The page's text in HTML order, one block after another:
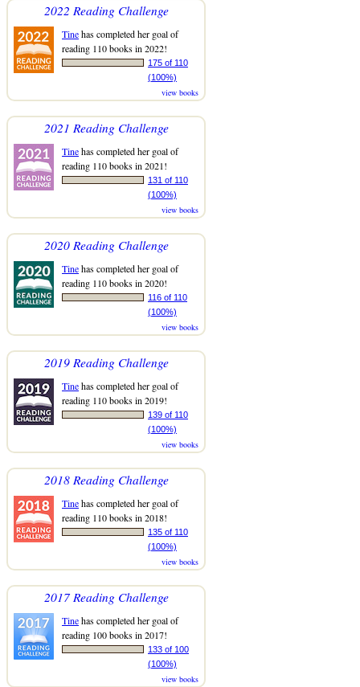
2022 Reading Challenge
Tinehas completed her goal of
reading 110 books in 2022!
175 of 110
(100%)
view books
2021 Reading Challenge
Tinehas completed her goal of
reading 110 books in 2021!
131 of 110
(100%)
view books
2020 Reading Challenge
Tinehas completed her goal of
reading 110 books in 2020!
116 of 110
(100%)
view books
2019 Reading Challenge
Tinehas completed her goal of
reading 110 books in 2019!
139 of 110
(100%)
view books
2018 Reading Challenge
Tinehas completed her goal of
reading 110 books in 2018!
135 of 110
(100%)
view books
2017 Reading Challenge
Tinehas completed her goal of
reading 100 books in 2017!
133 of 100
(100%)
view books